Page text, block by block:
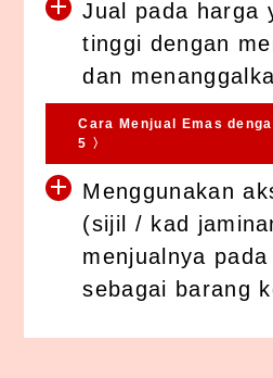
Jual pada harga
tinggi dengan
dan
Cara Menjual Emas
5 〉
Menggunakan
(sijil / kad
menjualnya
sebagai barang